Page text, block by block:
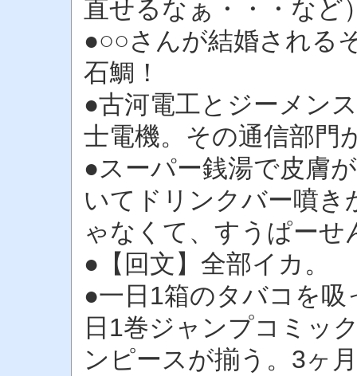
直せるなぁ・・・など
●○○さんが結婚される
石鯛！
●古河電工とジーメン
士電機。その通信部門
●スーパー銭湯で皮膚
いてドリンクバー噴き
ゃなくて、すうぱーせ
●【回文】全部イカ。
●一日1箱のタバコを
日1巻ジャンプコミッ
ンピースが揃う。3ヶ